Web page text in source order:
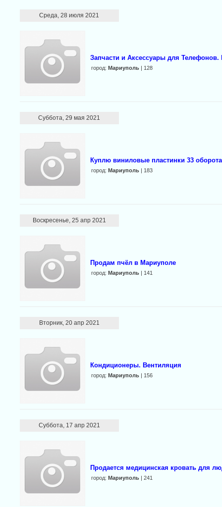
Среда, 28 июля 2021
Запчасти и Аксессуары для Телефонов.
город: Мариуполь | 128
Суббота, 29 мая 2021
Куплю виниловые пластинки 33
город: Мариуполь | 183
Воскресенье, 25 апр 2021
Продам пчёл в Мариуполе
город: Мариуполь | 141
Вторник, 20 апр 2021
Кондиционеры. Вентиляция
город: Мариуполь | 156
Суббота, 17 апр 2021
Продается медицинская кровать для
город: Мариуполь | 241